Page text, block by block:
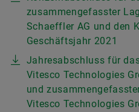
zusammengefasster
Schaeffler AG und den
Geschäftsjahr 2021
Jahresabschluss für
Vitesco Technologies
und
Vitesco Technologies